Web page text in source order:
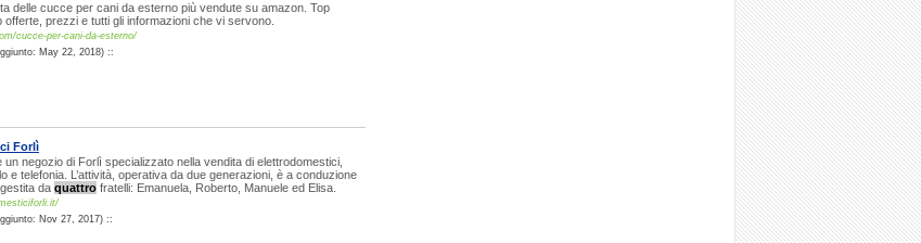
delle cucce per cani da esterno più vendute su amazon. Top
prezzi e tutti gli informazioni che vi servono.
cucce-per-cani-da-esterno/
May 22, 2018) ::
Forlì
un negozio di Forlì specializzato nella vendita di elettrodomestici,
e telefonia. L’attività, operativa da due generazioni, è a conduzione
da quattro fratelli: Emanuela, Roberto, Manuele ed Elisa.
Nov 27, 2017) ::